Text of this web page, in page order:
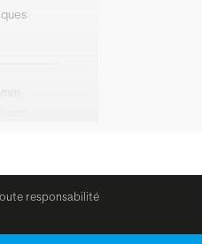
responsabilité